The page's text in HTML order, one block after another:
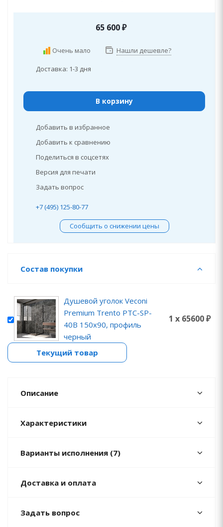
65 600₽
Очень мало Нашли дешевле?
Доставка: 1-3 дня
В корзину
Добавить в избранное
Добавить к сравнению
Поделиться в соцсетях
Версия для печати
Задать вопрос
+7 (495) 125-80-77
Сообщить о снижении цены
Состав покупки
Душевой уголок Veconi
Premium Trento PTC-SP-
40B 150x90, профиль
черный
1 x 65600 ₽
Текущий товар
Описание
Характеристики
Варианты исполнения (7)
Доставка и оплата
Задать вопрос